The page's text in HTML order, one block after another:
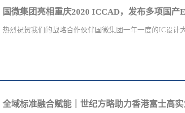
业化、技术化的项目咨询及辅导工作，提供的IATF16949、
QSB、MMOG、TWI、MTP、EHS、精益生产、六西格玛
讯、教育及保安等行业使用
（GE）、福特、现代、丰田、博世、长城汽车、理想、
QSB、MMOG、TWI、MTP、EHS、精益生产、六西格玛
国微集团亮相重庆2020 ICCAD，发布多项国产
热烈祝贺我们的战略合作伙伴国微集团一年一度的IC设计
日-11日在重庆悦来国际会议中心隆重召开。国微集团（
“Prodigy LogicMatrix(LX)系列、硬件仿真加速器多项新品
全域标准融合赋能｜世纪方略助力香港富士高